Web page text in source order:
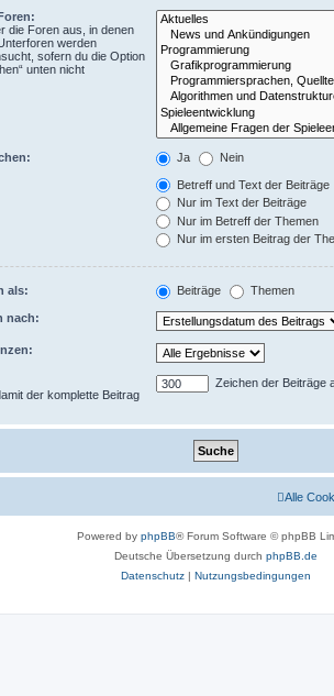
die Foren aus, in denen
werden
sofern du die Option
unten nicht
Ja Nein
Betreff und Text der Beiträge
Nur im Text der Beiträge
Nur im Betreff der Themen
Nur im ersten Beitrag der
als: Beiträge Themen
nach:
der komplette Beitrag
Zeichen der Beiträge
Alle
Powered by phpBB® Forum Software © phpBB
Deutsche Übersetzung durch phpBB.de
Datenschutz | Nutzungsbedingungen